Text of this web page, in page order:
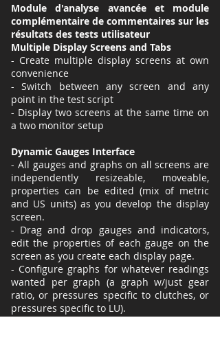
Module d'analyse avancée et module
complémentaire de commentaires sur les
résultats des tests utilisateur
Multiple Display Screens and Tabs
- Create multiple display screens at own
convenience
- Switch between any screen and any
point in the test script
- Display two screens at the same time on
a two monitor setup
Dynamic Gauges Interface
- All gauges and graphs on all screens are
independently resizeable, moveable,
properties can be edited (mix of metric
and US units) as you develop the display
screen.
- Drag and drop gauges and indicators,
edit the properties of each gauge on the
screen as you create each display page.
- Configure graphs for whatever readings
wanted per graph (a graph w/just gear
ratio, or pressures specific to clutches, or
pressures specific to LU).